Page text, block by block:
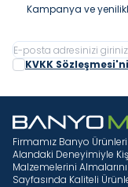
Kampanya ve
KVKK Sözleşmesi'ni
Firmamız Banyo
Alandaki Deneyimiyle
Malzemelerini
Sayfasında Kaliteli